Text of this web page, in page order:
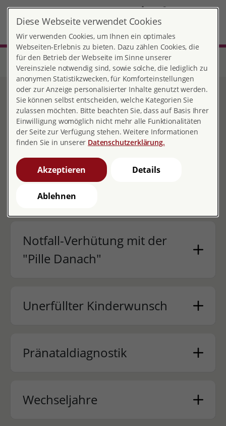
DE
Start Baden-Württemberg
Beratungsstelle Böblingen
Beratungsangebote
Medizinische / Verhütungsberatung
Medizinische /
Verhütungsberatung
Medizinische Beratung
Sicher verhüten - aber wie?
Notfall-Verhütung mit der
"Pille Danach"
Unerfüllter Kinderwunsch
Pränataldiagnostik
Wechseljahre
Diese Webseite verwendet Cookies
Wir verwenden Cookies, um Ihnen ein optimales
Webseiten-Erlebnis zu bieten. Dazu zählen Cookies, die
für den Betrieb der Webseite im Sinne unserer
Vereinsziele notwendig sind, sowie solche, die lediglich zu
anonymen Statistikzwecken, für Komforteinstellungen
oder zur Anzeige personalisierter Inhalte genutzt werden.
Sie können selbst entscheiden, welche Kategorien Sie
zulassen möchten. Bitte beachten Sie, dass auf Basis Ihrer
Einwilligung womöglich nicht mehr alle Funktionalitäten
der Seite zur Verfügung stehen. Weitere Informationen
finden Sie in unserer Datenschutzerklärung.
Akzeptieren Details
Ablehnen